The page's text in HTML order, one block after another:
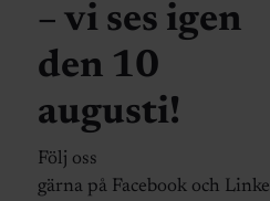
– vi ses igen
den 10
augusti!
Följ oss
gärna på Facebook och Linke